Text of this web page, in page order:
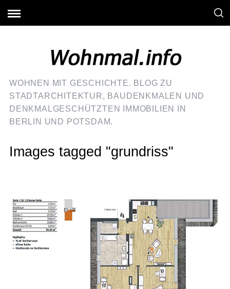
WOHNEN MIT GESCHICHTE. BLOG ZU
STADTARCHITEKTUR, BAUDENKMALEN UND
DENKMALGESCHÜTZTEN IMMOBILIEN IN
BERLIN UND POTSDAM.
Images tagged "grundriss"